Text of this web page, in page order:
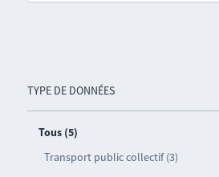
TYPE DE DONNÉES
Tous (5)
Transport public collectif (3)